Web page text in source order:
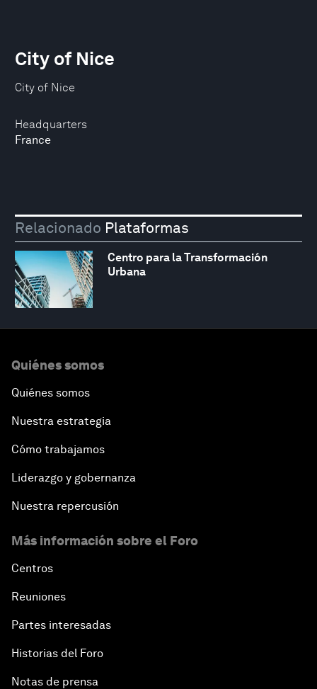
Headquarters
France
City of Nice
City of Nice
Relacionado Plataformas
Centro para la Transformación
Urbana
Quiénes somos
Quiénes somos
Nuestra estrategia
Cómo trabajamos
Liderazgo y gobernanza
Nuestra repercusión
Más información sobre el Foro
Centros
Reuniones
Partes interesadas
Historias del Foro
Notas de prensa